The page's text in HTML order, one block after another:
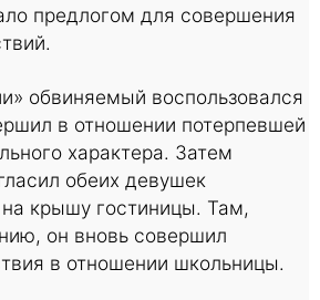
предлогом для совершения
обвиняемый воспользовался
в отношении потерпевшей
характера. Затем
обеих девушек
крышу гостиницы. Там,
он вновь совершил
в отношении школьницы.